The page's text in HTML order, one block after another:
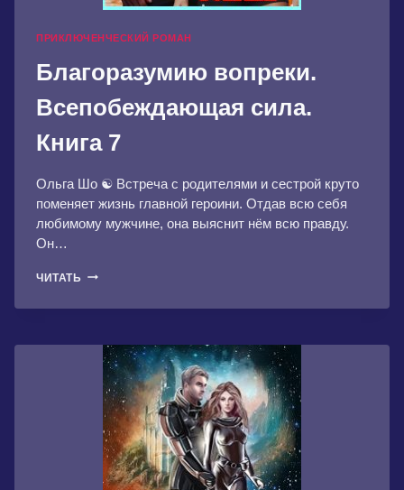
ПРИКЛЮЧЕНЧЕСКИЙ РОМАН
Благоразумию вопреки.
Всепобеждающая сила.
Книга 7
Ольга Шо ☯︎ Встреча с родителями и сестрой круто
поменяет жизнь главной героини. Отдав всю себя
любимому мужчине, она выяснит нём всю правду.
Он…
ЧИТАТЬ БЛАГОРАЗУМИЮ
ВСЕПОБЕЖДАЮЩАЯ